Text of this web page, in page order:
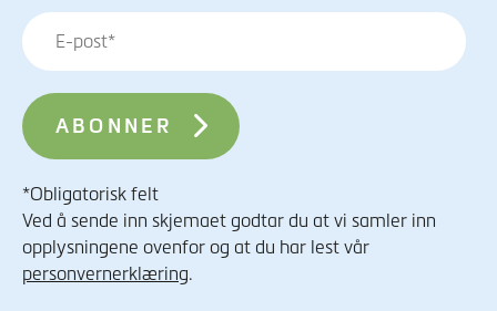
*Obligatorisk felt
Ved å sende inn skjemaet godtar du at vi samler inn
opplysningene ovenfor og at du har lest vår
personvernerklæring.